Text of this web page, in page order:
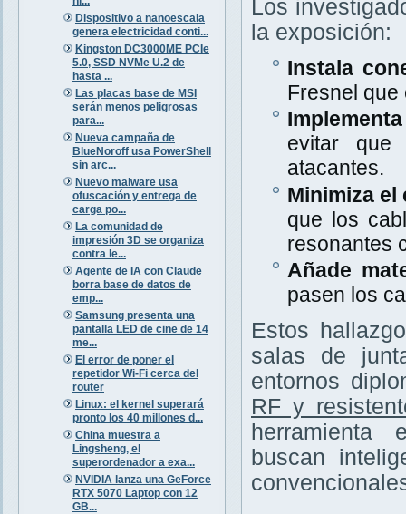
Dispositivo a nanoescala
genera electricidad conti...
Kingston DC3000ME PCIe
5.0, SSD NVMe U.2 de
hasta ...
Las placas base de MSI
serán menos peligrosas
para...
Nueva campaña de
BlueNoroff usa PowerShell
sin arc...
Nuevo malware usa
ofuscación y entrega de
carga po...
La comunidad de
impresión 3D se organiza
contra le...
Agente de IA con Claude
borra base de datos de
emp...
Samsung presenta una
pantalla LED de cine de 14
me...
El error de poner el
repetidor Wi-Fi cerca del
router
Linux: el kernel superará
pronto los 40 millones d...
China muestra a
Lingsheng, el
superordenador a exa...
NVIDIA lanza una GeForce
RTX 5070 Laptop con 12
GB...
Los
la exposición:
Instala
Fresnel que
evitar que
atacantes.
Minimiza el
que los
resonantes
Añade
pasen los
Estos
salas de
entornos
RF y
herramienta
buscan